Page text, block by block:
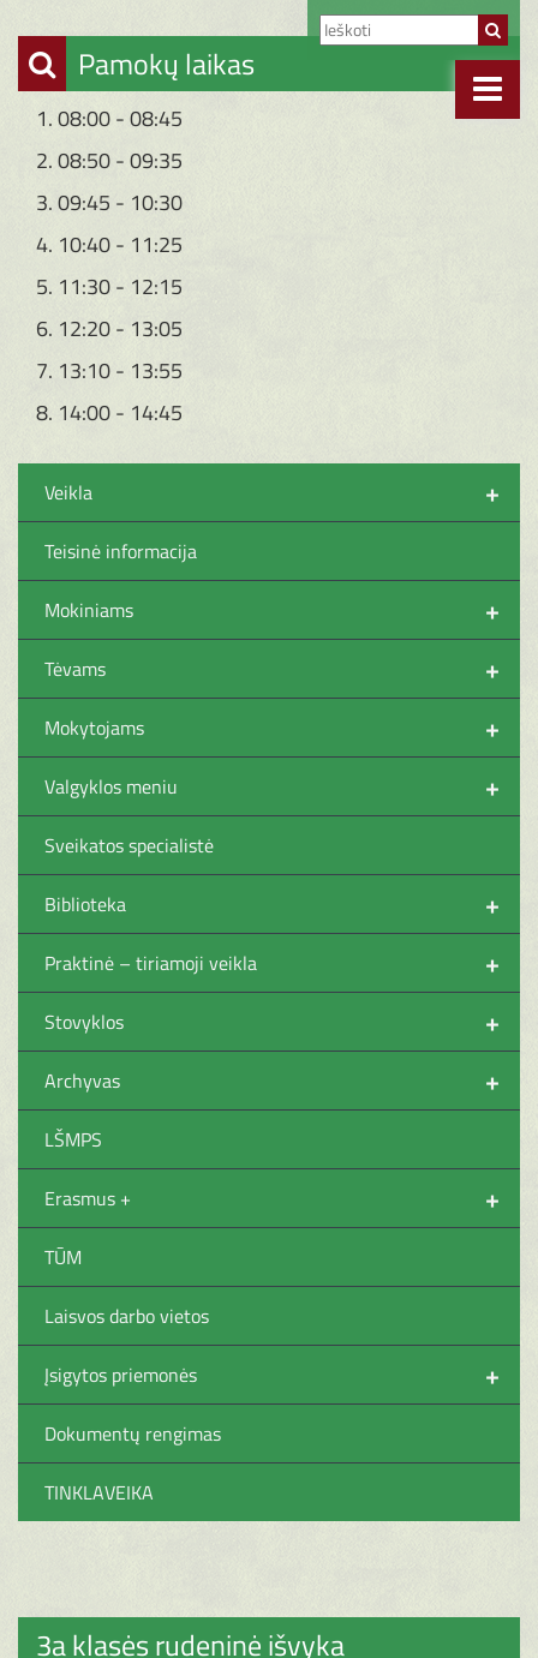
Pamokų laikas
1. 08:00 - 08:45
2. 08:50 - 09:35
3. 09:45 - 10:30
4. 10:40 - 11:25
5. 11:30 - 12:15
6. 12:20 - 13:05
7. 13:10 - 13:55
8. 14:00 - 14:45
+
Veikla
Teisinė informacija
+
Mokiniams
+
Tėvams
+
Mokytojams
+
Valgyklos meniu
Sveikatos specialistė
+
Biblioteka
+
Praktinė – tiriamoji veikla
+
Stovyklos
+
Archyvas
LŠMPS
+
Erasmus +
TŪM
Laisvos darbo vietos
+
Įsigytos priemonės
Dokumentų rengimas
TINKLAVEIKA
3a klasės rudeninė išvyka